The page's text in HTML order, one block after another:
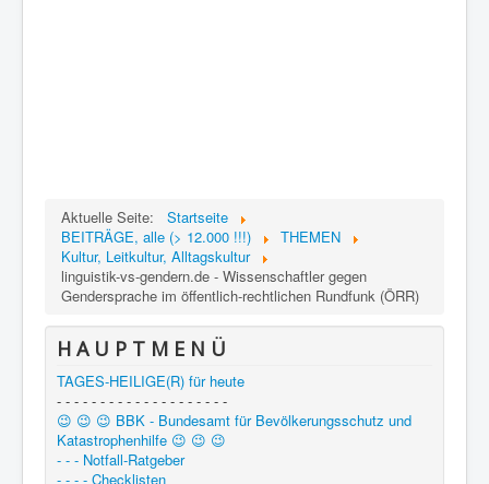
Aktuelle Seite:
Startseite
BEITRÄGE, alle (> 12.000 !!!)
THEMEN
Kultur, Leitkultur, Alltagskultur
linguistik-vs-gendern.de - Wissenschaftler gegen
Gendersprache im öffentlich-rechtlichen Rundfunk (ÖRR)
H A U P T M E N Ü
TAGES-HEILIGE(R) für heute
- - - - - - - - - - - - - - - - - - - -
😉 😉 😉 BBK - Bundesamt für Bevölkerungsschutz und
Katastrophenhilfe 😉 😉 😉
- - - Notfall-Ratgeber
- - - - Checklisten